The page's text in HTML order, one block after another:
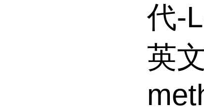
代-
英